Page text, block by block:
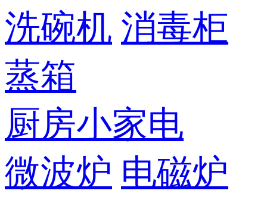
洗碗机 消毒柜
蒸箱
厨房小家电
微波炉 电磁炉